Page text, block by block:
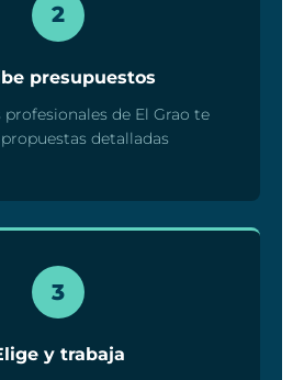
2
presupuestos
de El Grao te
detalladas
3
y trabaja